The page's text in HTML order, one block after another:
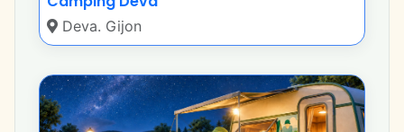
Deva. Gijon